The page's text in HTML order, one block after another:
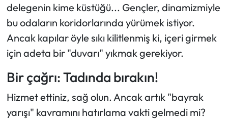
delegenin kime küstüğü... Gençler, dinamizmiyle
bu odaların koridorlarında yürümek istiyor.
Ancak kapılar öyle sıkı kilitlenmiş ki, içeri girmek
için adeta bir "duvarı" yıkmak gerekiyor.
Bir çağrı: Tadında bırakın!
Hizmet ettiniz, sağ olun. Ancak artık "bayrak
yarışı" kavramını hatırlama vakti gelmedi mi?